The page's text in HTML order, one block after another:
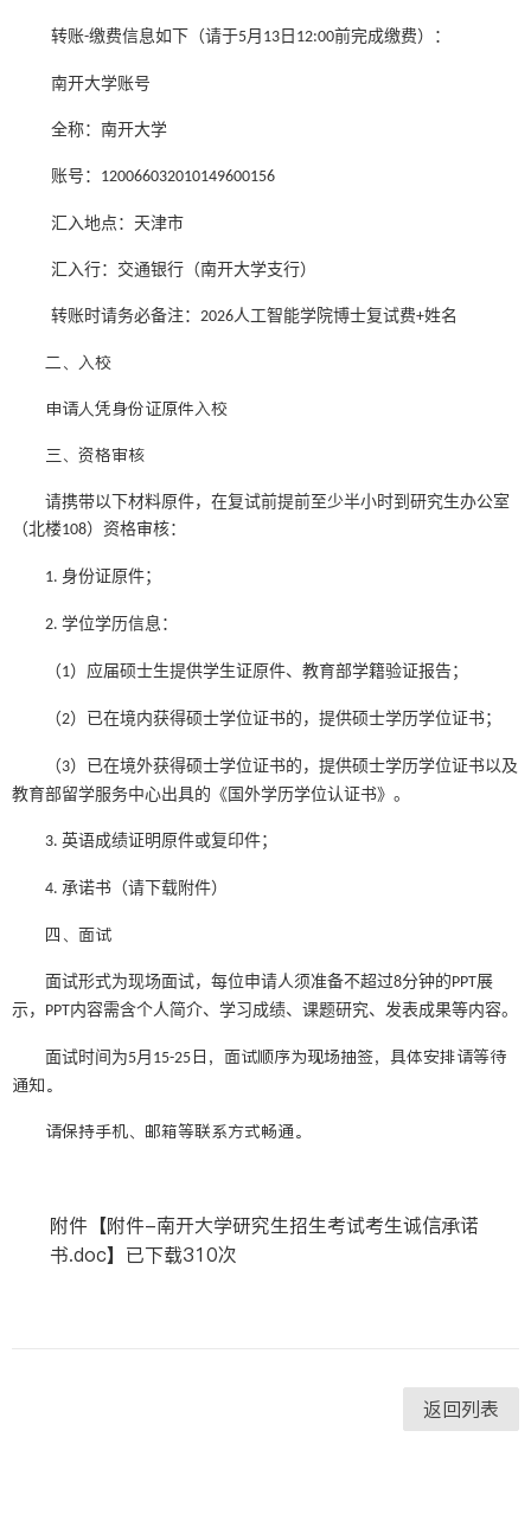
转账-缴费信息如下（请于5月 13 日 12:00前完成缴费）：
南开大学账号
全称：南开大学
账号： 120066032010149600156
汇入地点：天津市
汇入行：交通银行（南开大学支行）
转账时请务必备注： 2026人工智能学院博士复试费+姓名
二、入校
申请人凭身份证原件入校
三、资格审核
请携带以下材料原件，在复试前提前至少半小时到研究生办公室
（北楼108）资格审核：
1. 身份证原件；
2. 学位学历信息：
（1）应届硕士生提供学生证原件、教育部学籍验证报告；
（2）已在境内获得硕士学位证书的，提供硕士学历学位证书；
（3）已在境外获得硕士学位证书的，提供硕士学历学位证书以及
教育部留学服务中心出具的《国外学历学位认证书》。
3. 英语成绩证明原件或复印件；
4. 承诺书（请下载附件）
四、面试
面试形式为现场面试，每位申请人须准备不超过8分钟的PPT展
示， PPT内容需含个人简介、学习成绩、课题研究、发表成果等内容。
面试时间为5月 15-25 日，面试顺序为现场抽签，具体安排请等待
通知。
请保持手机、邮箱等联系方式畅通。
附件【附件-南开大学研究生招生考试考生诚信承诺
书.doc】已下载310次
返回列表